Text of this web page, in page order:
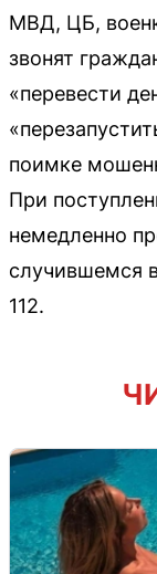
МВД, ЦБ,
звонят
«перевести
поимке
При
немедленно
случившемся
112.